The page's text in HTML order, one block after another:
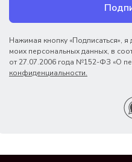
Нажимая кнопку «Подписаться»,
моих персональных данных, в
от 27.07.2006 года №152-ФЗ «О
конфиденциальности.